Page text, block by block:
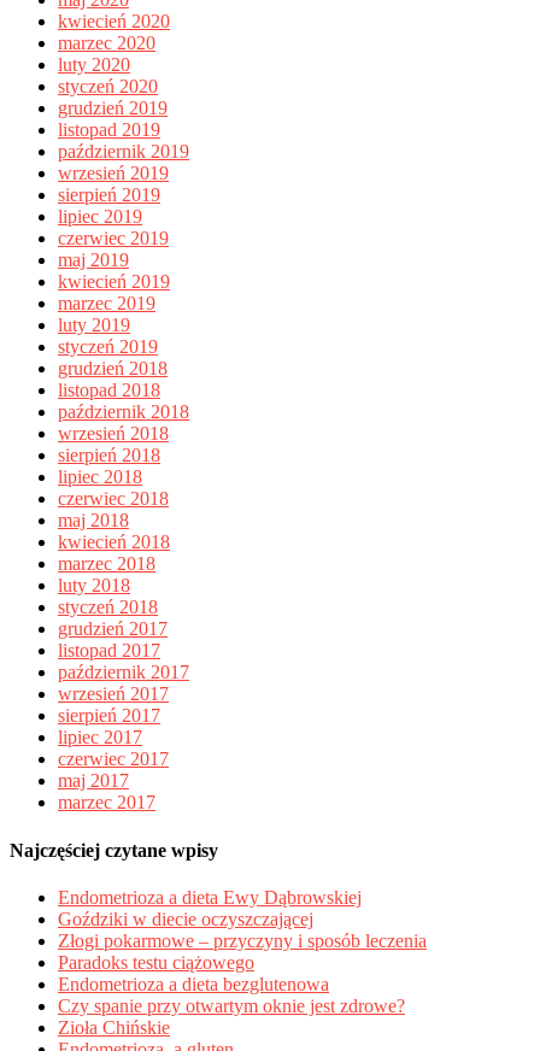
kwiecień 2020
marzec 2020
luty 2020
styczeń 2020
grudzień 2019
listopad 2019
październik 2019
wrzesień 2019
sierpień 2019
lipiec 2019
czerwiec 2019
maj 2019
kwiecień 2019
marzec 2019
luty 2019
styczeń 2019
grudzień 2018
listopad 2018
październik 2018
wrzesień 2018
sierpień 2018
lipiec 2018
czerwiec 2018
maj 2018
kwiecień 2018
marzec 2018
luty 2018
styczeń 2018
grudzień 2017
listopad 2017
październik 2017
wrzesień 2017
sierpień 2017
lipiec 2017
czerwiec 2017
maj 2017
marzec 2017
Najczęściej czytane wpisy
Endometrioza a dieta Ewy Dąbrowskiej
Goździki w diecie oczyszczającej
Złogi pokarmowe – przyczyny i sposób leczenia
Paradoks testu ciążowego
Endometrioza a dieta bezglutenowa
Czy spanie przy otwartym oknie jest zdrowe?
Zioła Chińskie